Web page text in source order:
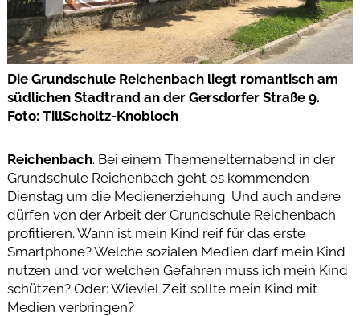
Die Grundschule Reichenbach liegt romantisch am
südlichen Stadtrand an der Gersdorfer Straße 9.
Foto: TillScholtz-Knobloch
Reichenbach. Bei einem Themenelternabend in der
Grundschule Reichenbach geht es kommenden
Dienstag um die Medienerziehung. Und auch andere
dürfen von der Arbeit der Grundschule Reichenbach
profitieren. Wann ist mein Kind reif für das erste
Smartphone? Welche sozialen Medien darf mein Kind
nutzen und vor welchen Gefahren muss ich mein Kind
schützen? Oder: Wieviel Zeit sollte mein Kind mit
Medien verbringen?